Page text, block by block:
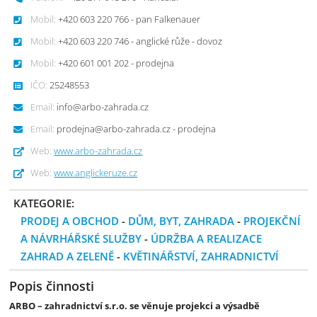
Mobil: +420 603 220 766 - pan Falkenauer
Mobil: +420 603 220 746 - anglické růže - dovoz
Mobil: +420 601 001 202 - prodejna
IČO: 25248553
Email: info@arbo-zahrada.cz
Email: prodejna@arbo-zahrada.cz - prodejna
Web: www.arbo-zahrada.cz
Web: www.anglickeruze.cz
KATEGORIE:
PRODEJ A OBCHOD - DŮM, BYT, ZAHRADA - PROJEKČNÍ
A NÁVRHÁŘSKÉ SLUŽBY - ÚDRŽBA A REALIZACE
ZAHRAD A ZELENĚ - KVĚTINÁŘSTVÍ, ZAHRADNICTVÍ
Popis činnosti
ARBO – zahradnictví s.r.o. se věnuje projekci a výsadbě